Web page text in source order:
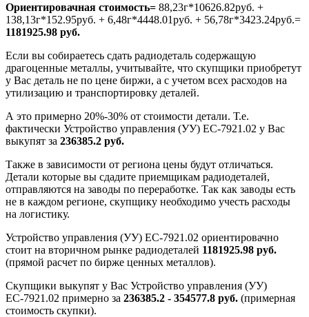
Ориентировачная стоимость= 88,23г*10626.82руб. +
138,13г*152.95руб. + 6,48г*4448.01руб. + 56,78г*3423.24руб.=
1181925.98 руб.
Если вы собираетесь сдать радиодеталь содержащую
драгоценные металлы, учитывайте, что скупщики приобретут
у Вас деталь не по цене биржи, а с учетом всех расходов на
утилизацию и транспортировку деталей.
А это примерно 20%-30% от стоимости детали. Т.е.
фактически Устройство управления (УУ) ЕС-7921.02 у Вас
выкупят за 236385.2 руб.
Также в зависимости от региона цены будут отличаться.
Детали которые вы сдадите приемщикам радиодеталей,
отправляются на заводы по переработке. Так как заводы есть
не в каждом регионе, скупщику необходимо учесть расходы
на логистику.
Устройство управления (УУ) ЕС-7921.02 ориентировачно
стоит на вторичном рынке радиодеталей 1181925.98 руб.
(прямой расчет по бирже ценных металлов).
Скупщики выкупят у Вас Устройство управления (УУ)
ЕС-7921.02 примерно за 236385.2 - 354577.8 руб. (примерная
стоимость скупки).